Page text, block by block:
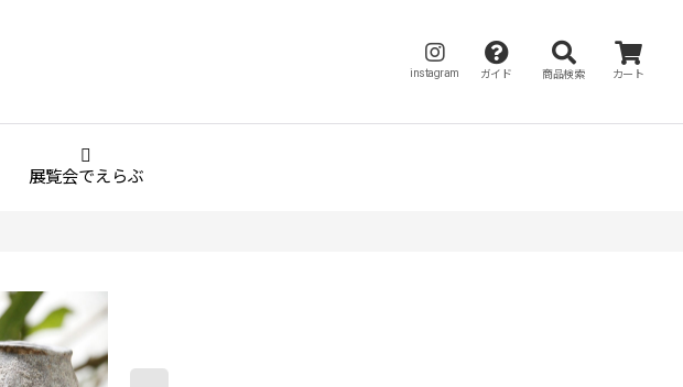
instagram ガイド 商品検索 カート
展覧会でえらぶ